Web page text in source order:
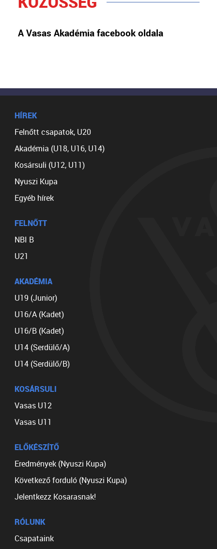
A Vasas Akadémia facebook oldala
HÍREK
Felnőtt csapatok, U20
Akadémia (U18, U16, U14)
Kosársuli (U12, U11)
Nyuszi Kupa
Egyéb hírek
FELNŐTT
NBI B
U21
AKADÉMIA
U19 (Junior)
U16/A (Kadet)
U16/B (Kadet)
U14 (Serdülő/A)
U14 (Serdülő/B)
KOSÁRSULI
Vasas U12
Vasas U11
ELŐKÉSZÍTŐ
Eredmények (Nyuszi Kupa)
Következő forduló (Nyuszi Kupa)
Jelentkezz Kosarasnak!
RÓLUNK
Csapataink